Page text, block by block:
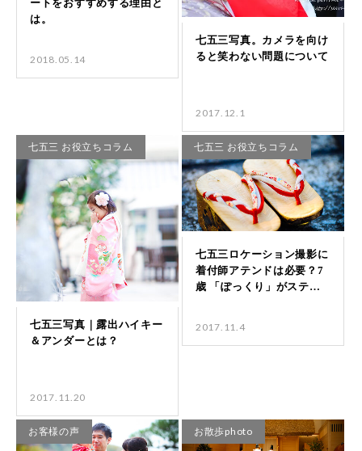
2018.05.14
2017.12.1
七五三 お役立ちコラム
2017.11.20
七五三 お役立ちコラム
2017.11.4
お客様の声 お散歩photo